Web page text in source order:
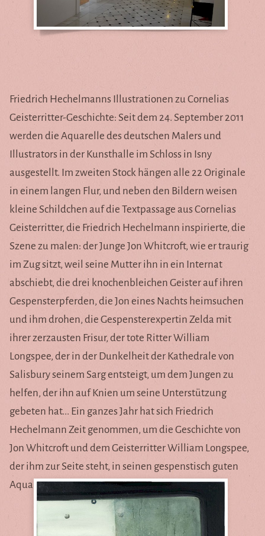
Eure Geschichten
Euer Atelier
Quizshow
Seite auf Deutsch
Site in English
Site en Español
Friedrich Hechelmanns Illustrationen zu Cornelias
Geisterritter-Geschichte: Seit dem 24. September 2011
werden die Aquarelle des deutschen Malers und
Illustrators in der Kunsthalle im Schloss in Isny
ausgestellt. Im zweiten Stock hängen alle 22 Originale
in einem langen Flur, und neben den Bildern weisen
kleine Schildchen auf die Textpassage aus Cornelias
Geisterritter, die Friedrich Hechelmann inspirierte, die
Szene zu malen: der Junge Jon Whitcroft, wie er traurig
im Zug sitzt, weil seine Mutter ihn in ein Internat
abschiebt, die drei knochenbleichen Geister auf ihren
Gespensterpferden, die Jon eines Nachts heimsuchen
und ihm drohen, die Gespensterexpertin Zelda mit
ihrer zerzausten Frisur, der tote Ritter William
Longspee, der in der Dunkelheit der Kathedrale von
Salisbury seinem Sarg entsteigt, um dem Jungen zu
helfen, der ihn auf Knien um seine Unterstützung
gebeten hat... Ein ganzes Jahr hat sich Friedrich
Hechelmann Zeit genommen, um die Geschichte von
Jon Whitcroft und dem Geisterritter William Longspee,
der ihm zur Seite steht, in seinen gespenstisch guten
Aquarellen zu erzählen.